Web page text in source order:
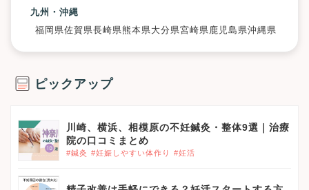
九州・沖縄
福岡県佐賀県長崎県熊本県大分県宮崎県鹿児島県沖縄県
ピックアップ
川崎、横浜、相模原の不妊鍼灸・整体9選｜治療
院の口コミまとめ
#鍼灸 #妊娠しやすい体作り #妊活